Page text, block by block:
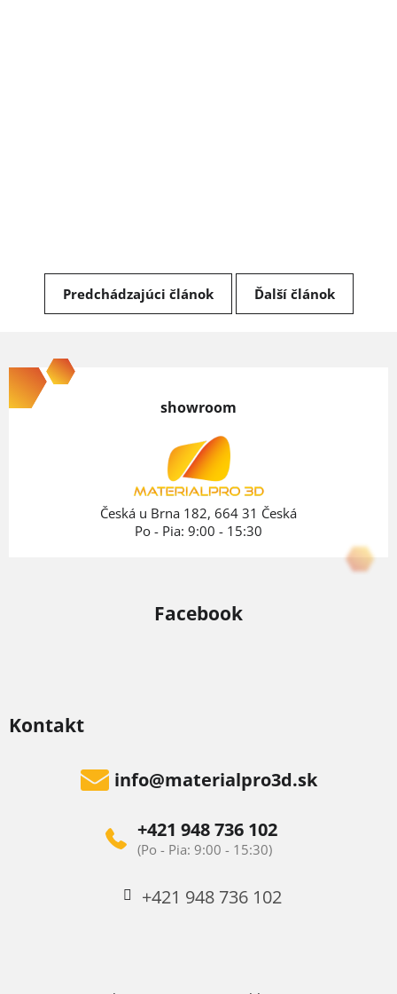
Predchádzajúci článok Ďalší článok
á
p
Kontakt
info@materialpro3d.sk
+421 948 736 102
+421 948 736 102
showroom
Česká u Brna 182, 664 31 Česká
Po - Pia: 9:00 - 15:30
Facebook